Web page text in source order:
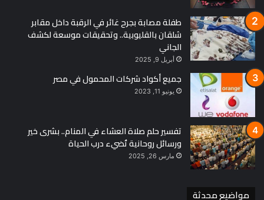
طفلة مصابة بجرح غائر في الرقبة داخل مقابر
شلقان بالقليوبية.. وتحقيقات موسعة لكشف
الجاني
أبريل 9, 2025
جميع أكواد شركات المحمول في مصر
يونيو 11, 2023
تفسير حلم صلاة العشاء في المنام.. بشرى خير
ورسائل روحانية تُضيء درب الحياة
مارس 26, 2025
مواضيع محدثة